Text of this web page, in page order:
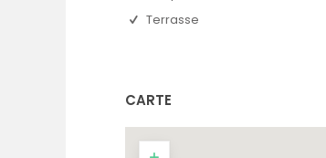
Terrasse
CARTE